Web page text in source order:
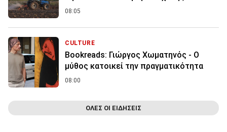
08:05
CULTURE
Bookreads: Γιώργος Χωματηνός - Ο
μύθος κατοικεί την πραγματικότητα
08:00
ΟΛΕΣ ΟΙ ΕΙΔΗΣΕΙΣ